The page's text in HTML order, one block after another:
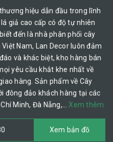
hiệu dẫn đầu trong lĩnh
giả cao cấp có độ tự nhiên
đến là nhà phân phối cây
Nam, Lan Decor luôn đảm
và khác biệt, kho hàng bán
yêu cầu khắt khe nhất về
hàng. Sản phẩm về Cây
đông đảo khách hàng tại các
Minh, Đà Nẵng,… Xem thêm
Xem bản đồ